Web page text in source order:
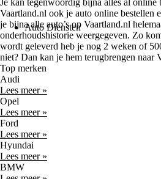
Auto Diensten
Je kan tegenwoordig bijna alles al
Vaartland.nl ook je auto online
je bijna alle auto’s op Vaartland.nl
onderhoudshistorie weergegeven. Zo
wordt geleverd heb je nog 2 weken of
niet? Dan kan je hem terugbrengen naar
Top merken
Audi
Lees meer »
Opel
Lees meer »
Ford
Lees meer »
Hyundai
Lees meer »
BMW